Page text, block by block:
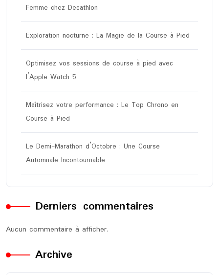
Femme chez Decathlon
Exploration nocturne : La Magie de la Course à Pied
Optimisez vos sessions de course à pied avec
l’Apple Watch 5
Maîtrisez votre performance : Le Top Chrono en
Course à Pied
Le Demi-Marathon d’Octobre : Une Course
Automnale Incontournable
Derniers commentaires
Aucun commentaire à afficher.
Archive